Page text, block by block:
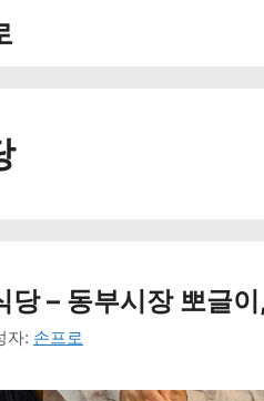
당 – 동부시장 뽀글
자: 손프로